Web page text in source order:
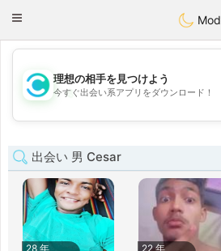
olombia
Toggle
💖
💕
理想の相手を見つけよう
今すぐ出会い系アプリをダウンロード！
出会い 男 Cesar
28 年
22 年